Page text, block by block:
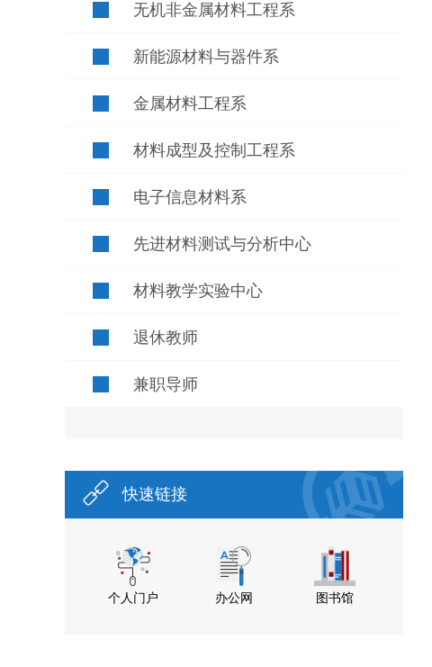
无机非金属材料工程系
新能源材料与器件系
金属材料工程系
材料成型及控制工程系
电子信息材料系
先进材料测试与分析中心
材料教学实验中心
退休教师
兼职导师
快速链接
个人门户 办公网 图书馆